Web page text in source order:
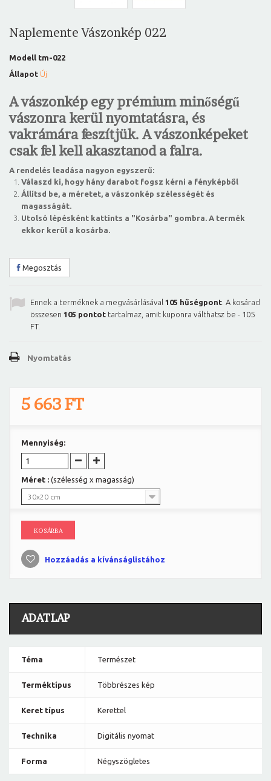
Naplemente Vászonkép 022
Modell tm-022
Állapot Új
A vászonkép egy prémium minőségű
vászonra kerül nyomtatásra, és
vakrámára feszítjük. A vászonképeket
csak fel kell akasztanod a falra.
A rendelés leadása nagyon egyszerű:
Válaszd ki, hogy hány darabot fogsz kérni a fényképből
Állítsd be, a méretet, a vászonkép szélességét és
magasságát.
Utolsó lépésként kattints a "Kosárba" gombra. A termék
ekkor kerül a kosárba.
Megosztás
Ennek a terméknek a megvásárlásával 105 hűségpont . A kosárad
összesen 105 pontot tartalmaz, amit kuponra válthatsz be - 105
FT.
Nyomtatás
5 663 FT
Mennyiség:
Méret : (szélesség x magasság)
30x20 cm
KOSÁRBA
Hozzáadás a kívánságlistához
ADATLAP
Téma Természet
Terméktípus Többrészes kép
Keret típus Kerettel
Technika Digitális nyomat
Forma Négyszögletes